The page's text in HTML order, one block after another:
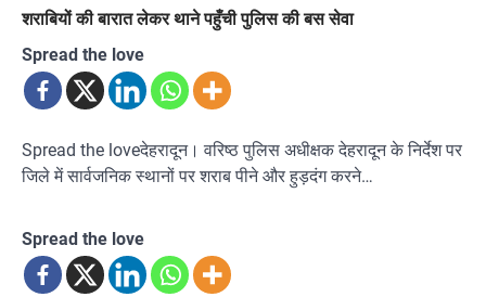
शराबियों की बारात लेकर थाने पहुँची पुलिस की बस सेवा
Spread the love
Spread the loveदेहरादून। वरिष्ठ पुलिस अधीक्षक देहरादून के निर्देश पर
जिले में सार्वजनिक स्थानों पर शराब पीने और हुड़दंग करने…
Spread the love